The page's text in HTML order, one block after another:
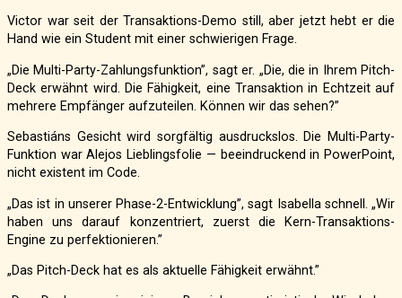
Victor war seit der Transaktions-Demo still, aber jetzt hebt er die
Hand wie ein Student mit einer schwierigen Frage.
„Die Multi-Party-Zahlungsfunktion”, sagt er. „Die, die in Ihrem Pitch-
Deck erwähnt wird. Die Fähigkeit, eine Transaktion in Echtzeit auf
mehrere Empfänger aufzuteilen. Können wir das sehen?”
Sebastiáns Gesicht wird sorgfältig ausdruckslos. Die Multi-Party-
Funktion war Alejos Lieblingsfolie — beeindruckend in PowerPoint,
nicht existent im Code.
„Das ist in unserer Phase-2-Entwicklung”, sagt Isabella schnell. „Wir
haben uns darauf konzentriert, zuerst die Kern-Transaktions-
Engine zu perfektionieren.”
„Das Pitch-Deck hat es als aktuelle Fähigkeit erwähnt.”